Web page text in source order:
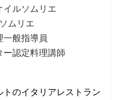
イルソムリエ
ムリエ
一般指導員
ー認定料理講師
のイタリアレストラン